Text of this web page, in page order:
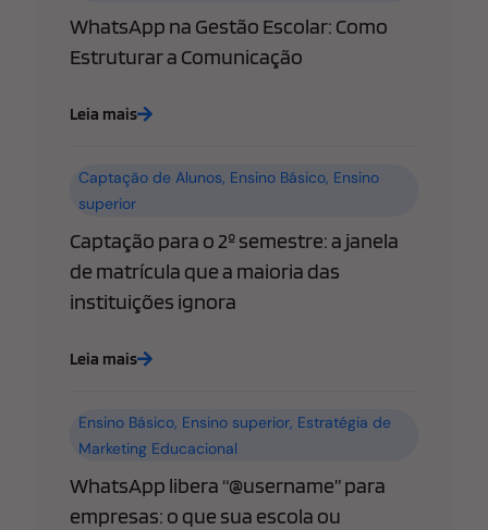
WhatsApp na Gestão Escolar: Como
Estruturar a Comunicação
Leia mais
Captação de Alunos, Ensino Básico, Ensino
superior
Captação para o 2º semestre: a janela
de matrícula que a maioria das
instituições ignora
Leia mais
Ensino Básico, Ensino superior, Estratégia de
Marketing Educacional
WhatsApp libera “@username” para
empresas: o que sua escola ou